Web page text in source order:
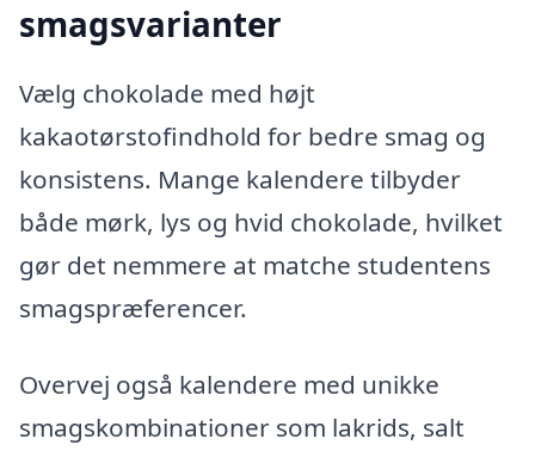
smagsvarianter
Vælg chokolade med højt
kakaotørstofindhold for bedre smag og
konsistens. Mange kalendere tilbyder
både mørk, lys og hvid chokolade, hvilket
gør det nemmere at matche studentens
smagspræferencer.
Overvej også kalendere med unikke
smagskombinationer som lakrids, salt